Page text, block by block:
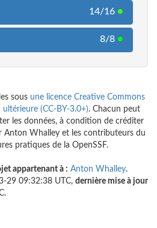
14/16 ●
8/8 ●
sous une licence Creative Commons
(CC-BY-3.0+). Chacun peut
les données, à condition de créditer
Anton Whalley et les contributeurs du
pratiques de la OpenSSF.
appartenant à : Anton Whalley.
29 09:32:38 UTC, dernière mise à jour